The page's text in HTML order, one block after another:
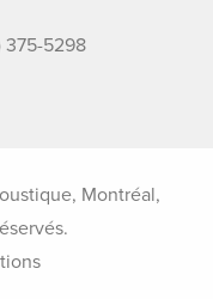
375-5298
Montréal,